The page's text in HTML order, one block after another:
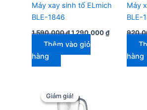
Máy xay sinh tố ELmich
BLE-1846
1.590.000₫ Giá
là:
1.590.000 ₫.
1.290.000₫Giá
hiện
Thêm vào giỏ
hàng
Máy
BLE-
hàng
Giảm giá!
Giảm giá!